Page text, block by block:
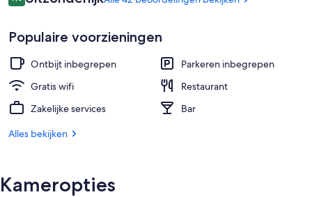
Interieur
€ 284
9,6 op 10 –
Populaire voorzieningen
Ontbijt inbegrepen
Parkeren inbegrepen
Gratis wifi
Restaurant
Zakelijke services
Bar
Alles bekijken
Kameropties